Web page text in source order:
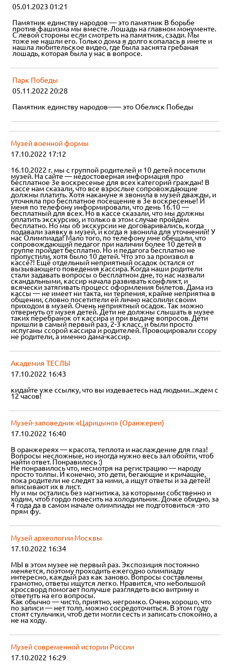
05.01.2023 01:21
Памятник единству народов — это памятник В борьбе
против фашизма мы вместе. Лошадь на главном монументе.
С левой стороны если смотреть на памятник, сзади. Мы
тоже не нашли его. Только дома я долго копалась в инете и
нашла любительское видео, где была заснята гребаная
лошадь, которая была у нас в вопросе.
Парк Победы
05.11.2022 20:28
Памятник единству народов---— это Обелиск Победы
Музей военной формы
17.10.2022 17:12
16.10.2022 г. мы с группой родителей и 10 детей посетили
музей. На сайте — недостоверная информация про
бесплатное 3е воскресенье для всех категорий граждан! В
кассе нам сказали, что все взрослые сопровождающие
должны платить. Хотя накануне я звонила в музей дважды, и
уточняла про бесплатное посещение в 3е воскресенье! И
меня по телефону информировали, что день 16.10 —
бесплатный для всех. Но в кассе сказали, что мы должны
оплатить экскурсию, и только в этом случае пройдём
бесплатно. Но мы об экскурсии не договаривались, когда
подавали заявку в музей, и когда я звонила для уточнений! У
нас Олимпиада! Мало того, по телефону мне обещали, что
сопровождающий педагог при наличии более 10 детей в
группе пройдет бесплатно. Но и педагога бесплатно не
пропустили, хотя было 10 детей. Что это за произвол в
кассе?! Ещё отдельный неприятный осадок остался от
вызывающего поведения кассира. Когда наши родители
стали задавать вопросы о бесплатном дне, то нас назвали
скандальными, кассир начала развивать конфликт, и
всячески затягивать процесс оформления билетов. Дама из
кассы — не имеет ни такта, ни терпения, крайне неприятна в
общении, словно посетители ей лично насолили своим
приходом в музей. Очень неприятный осадок. Так можно
отвернуть от музея детей. Дети не должны слышать в музее
таких перебранок от кассира и при выдаче вопросов. Дети
пришли в самый первый раз, 2-3 класс, и были просто
испуганы ссорой кассира и родителей. Провоцировали ссору
не родители, а именно дама-кассир.
Академия ТЕСЛЫ
17.10.2022 16:43
кидайте уже ссылку, что вы издеваетесь над людьми...ждем с
12 часов!
Музей-заповедник «Царицыно» (Оранжереи)
17.10.2022 16:40
В оранжереях — красота, теплота и наслаждение для глаз!
Вопросы несложные, но иногда нужно весь зал обойти, чтоб
найти ответ. Понравилось :)
Не понравилось что, несмотря на регистрацию — народу
просто толпы. И конечно, это дети, бегающие и кричащие,
пока родители не следят за ними, а ищут ответы и за детей!
вписывают их в лист.
Ну и мы остались без магнитика, за которыми собственно и
ходим, чтоб гордо повесить на холодильник. Дочке обидно, за
4 года да в самом начале олимпиады не подготовиться -это
прям фу.
Музей археологии Москвы
17.10.2022 16:34
МЫ в этом музее не первый раз. Экспозиция постоянно
меняется, поэтому проходить ежегодно олимпиаду
интересно, каждый раз как заново. Вопросы составлены
грамотно, ответы ищутся легко. Нравится, что небольшой
кроссворд помогает получше разглядеть всю витрину и
ответить на его вопросы.
Как обычно — чисто, приятно, негромко. Очень хорошо, что
по записи — нет толп, можно сосредоточиться. В этом году
стоят стульчики, чтоб дети могли сесть и записать спокойно, а
не на ходу.
Музей современной истории России
17.10.2022 16:29